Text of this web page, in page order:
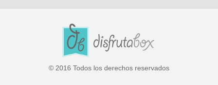
© 2016 Todos los derechos reservados